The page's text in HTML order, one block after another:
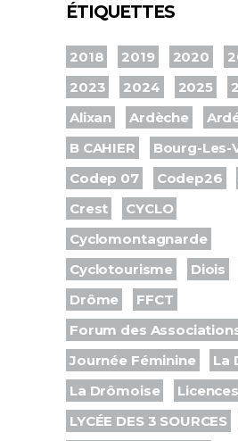
ÉTIQUETTES
2018 2019 2020
2023
2024 2025
Alixan
Ardèche
B CAHIER
Bourg-Les-
Codep 07
Codep26
Crest
CYCLO
Cyclomontagnarde
Cyclotourisme
Diois
Drôme
FFCT
Forum des
Journée Féminine
La
La Drômoise
Licences
LYCÉE DES 3 SOURCES